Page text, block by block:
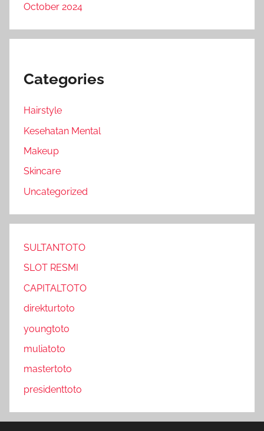
October 2024
Categories
Hairstyle
Kesehatan Mental
Makeup
Skincare
Uncategorized
SULTANTOTO
SLOT RESMI
CAPITALTOTO
direkturtoto
youngtoto
muliatoto
mastertoto
presidenttoto